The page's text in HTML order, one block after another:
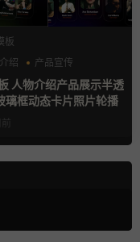
板
绍
产品宣传
示
人物介绍产品展示半透
璃框动态卡片照片轮播